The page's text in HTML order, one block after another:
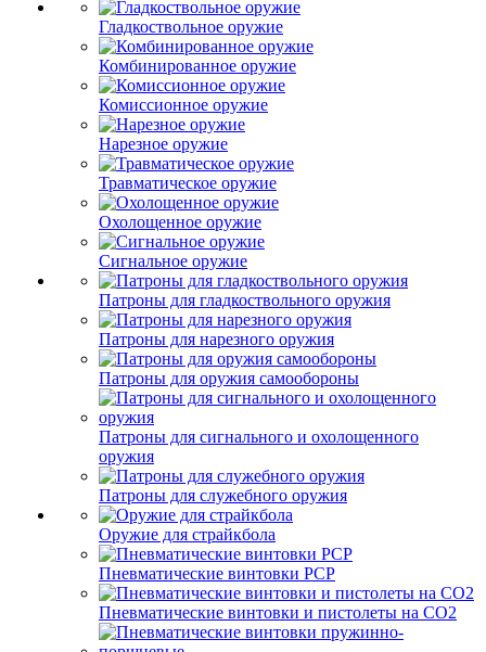
Гладкоствольное оружие
Комбинированное оружие
Комиссионное оружие
Нарезное оружие
Травматическое оружие
Охолощенное оружие
Сигнальное оружие
Патроны для гладкоствольного оружия
Патроны для нарезного оружия
Патроны для оружия самообороны
Патроны для сигнального и охолощенного
оружия
Патроны для служебного оружия
Оружие для страйкбола
Пневматические винтовки PCP
Пневматические винтовки и пистолеты на CO2